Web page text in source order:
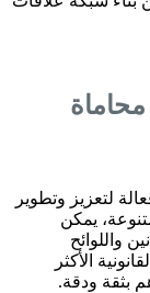
لتعزيز وتطوير
يمكن
واللوائح
الأكثر
بثقة ودقة.